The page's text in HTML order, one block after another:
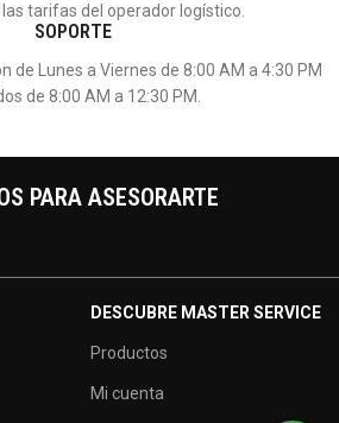
tarifas del operador logístico.
SOPORTE
de Lunes a Viernes de 8:00 AM a 4:30 PM
de 8:00 AM a 12:30 PM.
PARA ASESORARTE
DESCUBRE MASTER SERVICE
Productos
Mi cuenta